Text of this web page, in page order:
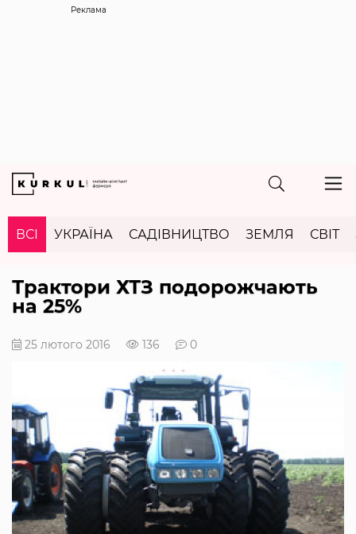
Реклама
ВСІ УКРАЇНА САДІВНИЦТВО ЗЕМЛЯ СВІТ
Трактори ХТЗ подорожчають
на 25%
25 лютого 2016 136 0